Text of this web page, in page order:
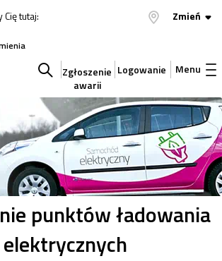
tutaj: Zmień
Szukaj
w
serwisie
Zgłoszenie
awarii
Logowanie Menu
punktów ładowania